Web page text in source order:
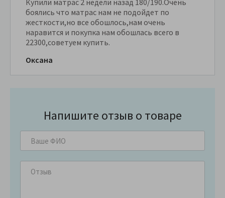
Купили матрас 2 недели назад 180/190.Очень
боялись что матрас нам не подойдет по
жесткости,но все обошлось,нам очень
наравится и покупка нам обошлась всего в
22300,советуем купить.
Оксана
Напишите отзыв о товаре